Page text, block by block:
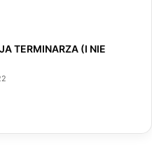
TERMINARZA (I NIE